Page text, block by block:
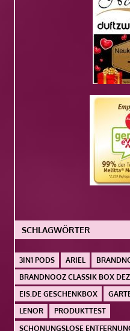
SCHLAGWÖRTER
3IN1 PODS ARIEL
BRANDNOOZ CLASSIK BOX
EIS.DE GESCHENKBOX
LENOR
PRODUKTTEST
SCHONUNGSLOSE